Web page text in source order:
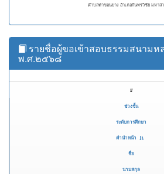
ตำบลท่าขอนยาง อำเภอกันทรวิชัย มหาส
รายชื่อผู้ขอเข้าสอบธรรมสนามห
พ.ศ.๒๕๖๘
#
ช่วงชั้น
ระดับการศึกษา
คำนำหน้า
ชื่อ
นามสกุล